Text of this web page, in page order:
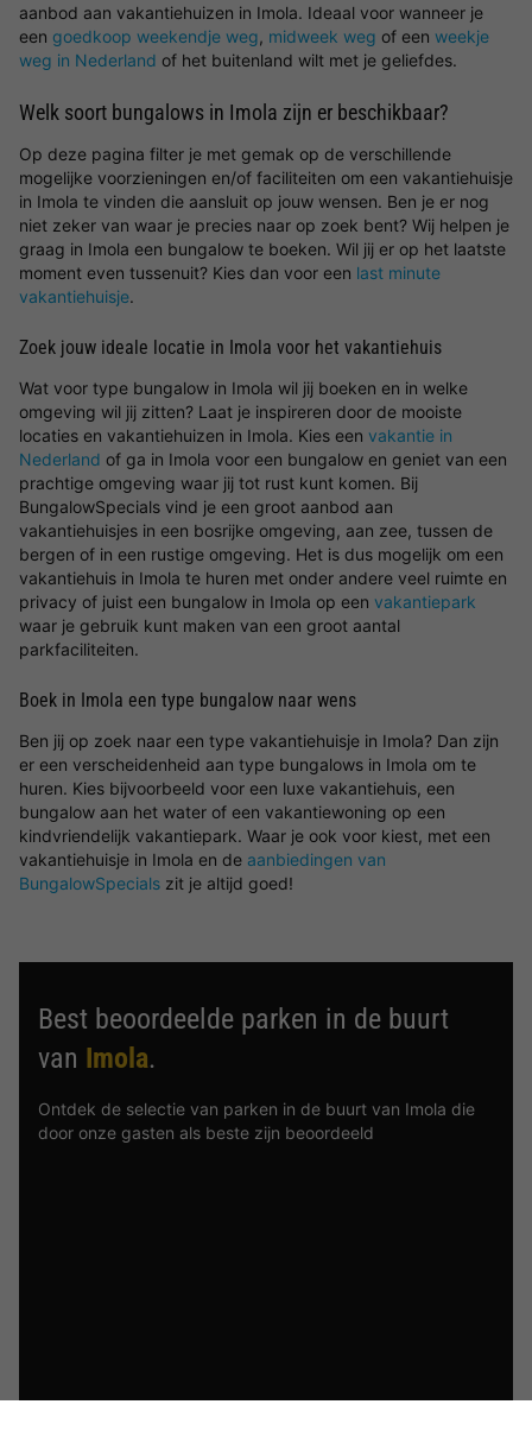
aanbod aan vakantiehuizen in Imola. Ideaal voor wanneer je
een goedkoop weekendje weg, midweek weg of een weekje
weg in Nederland of het buitenland wilt met je geliefdes.
Welk soort bungalows in Imola zijn er beschikbaar?
Op deze pagina filter je met gemak op de verschillende
mogelijke voorzieningen en/of faciliteiten om een vakantiehuisje
in Imola te vinden die aansluit op jouw wensen. Ben je er nog
niet zeker van waar je precies naar op zoek bent? Wij helpen je
graag in Imola een bungalow te boeken. Wil jij er op het laatste
moment even tussenuit? Kies dan voor een last minute
vakantiehuisje.
Zoek jouw ideale locatie in Imola voor het vakantiehuis
Wat voor type bungalow in Imola wil jij boeken en in welke
omgeving wil jij zitten? Laat je inspireren door de mooiste
locaties en vakantiehuizen in Imola. Kies een vakantie in
Nederland of ga in Imola voor een bungalow en geniet van een
prachtige omgeving waar jij tot rust kunt komen. Bij
BungalowSpecials vind je een groot aanbod aan
vakantiehuisjes in een bosrijke omgeving, aan zee, tussen de
bergen of in een rustige omgeving. Het is dus mogelijk om een
vakantiehuis in Imola te huren met onder andere veel ruimte en
privacy of juist een bungalow in Imola op een vakantiepark
waar je gebruik kunt maken van een groot aantal
parkfaciliteiten.
Boek in Imola een type bungalow naar wens
Ben jij op zoek naar een type vakantiehuisje in Imola? Dan zijn
er een verscheidenheid aan type bungalows in Imola om te
huren. Kies bijvoorbeeld voor een luxe vakantiehuis, een
bungalow aan het water of een vakantiewoning op een
kindvriendelijk vakantiepark. Waar je ook voor kiest, met een
vakantiehuisje in Imola en de aanbiedingen van
BungalowSpecials zit je altijd goed!
Best beoordeelde parken in de buurt
van Imola.
Ontdek de selectie van parken in de buurt van Imola die
door onze gasten als beste zijn beoordeeld